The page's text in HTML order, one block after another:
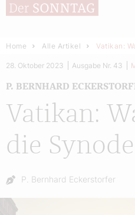
Home Alle Artikel Vatikan:
Vatikan:
die
P. BERNHARD
28. Oktober 2023 Ausgabe Nr. 43
Autor:
P. Bernhard Eckerstorfer